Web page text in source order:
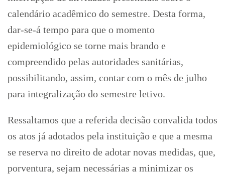
calendário acadêmico do semestre. Desta forma,
dar-se-á tempo para que o momento
epidemiológico se torne mais brando e
compreendido pelas autoridades sanitárias,
possibilitando, assim, contar com o mês de julho
para integralização do semestre letivo.
Ressaltamos que a referida decisão convalida todos
os atos já adotados pela instituição e que a mesma
se reserva no direito de adotar novas medidas, que,
porventura, sejam necessárias a minimizar os